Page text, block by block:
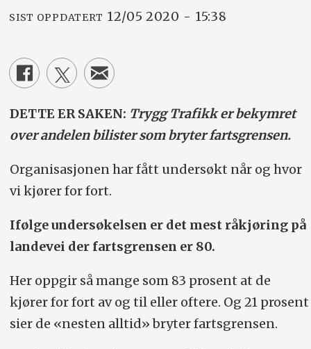
SIST OPPDATERT 12/05 2020 - 15:38
DETTE ER SAKEN: Trygg Trafikk er bekymret
over andelen bilister som bryter fartsgrensen.
Organisasjonen har fått undersøkt når og hvor
vi kjører for fort.
Ifølge undersøkelsen er det mest råkjøring på
landevei der fartsgrensen er 80.
Her oppgir så mange som 83 prosent at de
kjører for fort av og til eller oftere. Og 21 prosent
sier de «nesten alltid» bryter fartsgrensen.